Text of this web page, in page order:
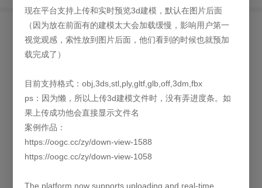
本版块或指定的范围内尚无主题
现在平台支持上传和实时预览3d建模，默认在图片后面
（因为放在前面有的建模太大会加载缓慢，影响用户第一
视觉观感，索性放到图片后面，他们看到的时候也就预加
载完成了）
目前支持格式：obj,3ds,stl,ply,gltf,glb,off,3dm,fbx
ps：因为懒，所以上传3d建模文件时，没有弄进度条。如
果上传成功他会直接显示文件名
案例作品：
https://oogc.cc/zy/down-view-1588
https://oogc.cc/zy/down-view-1058
The platform now supports uploading and real-time